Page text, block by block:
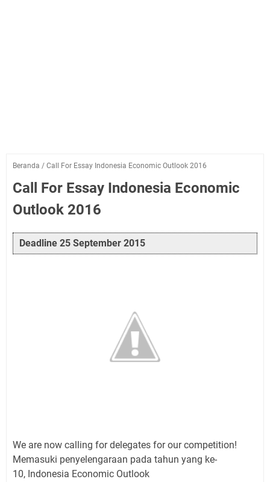
Beranda / Call For Essay Indonesia Economic Outlook 2016
Call For Essay Indonesia Economic
Outlook 2016
Deadline 25 September 2015
We are now calling for delegates for our competition!
Memasuki penyelengaraan pada tahun yang ke-
10, Indonesia Economic Outlook